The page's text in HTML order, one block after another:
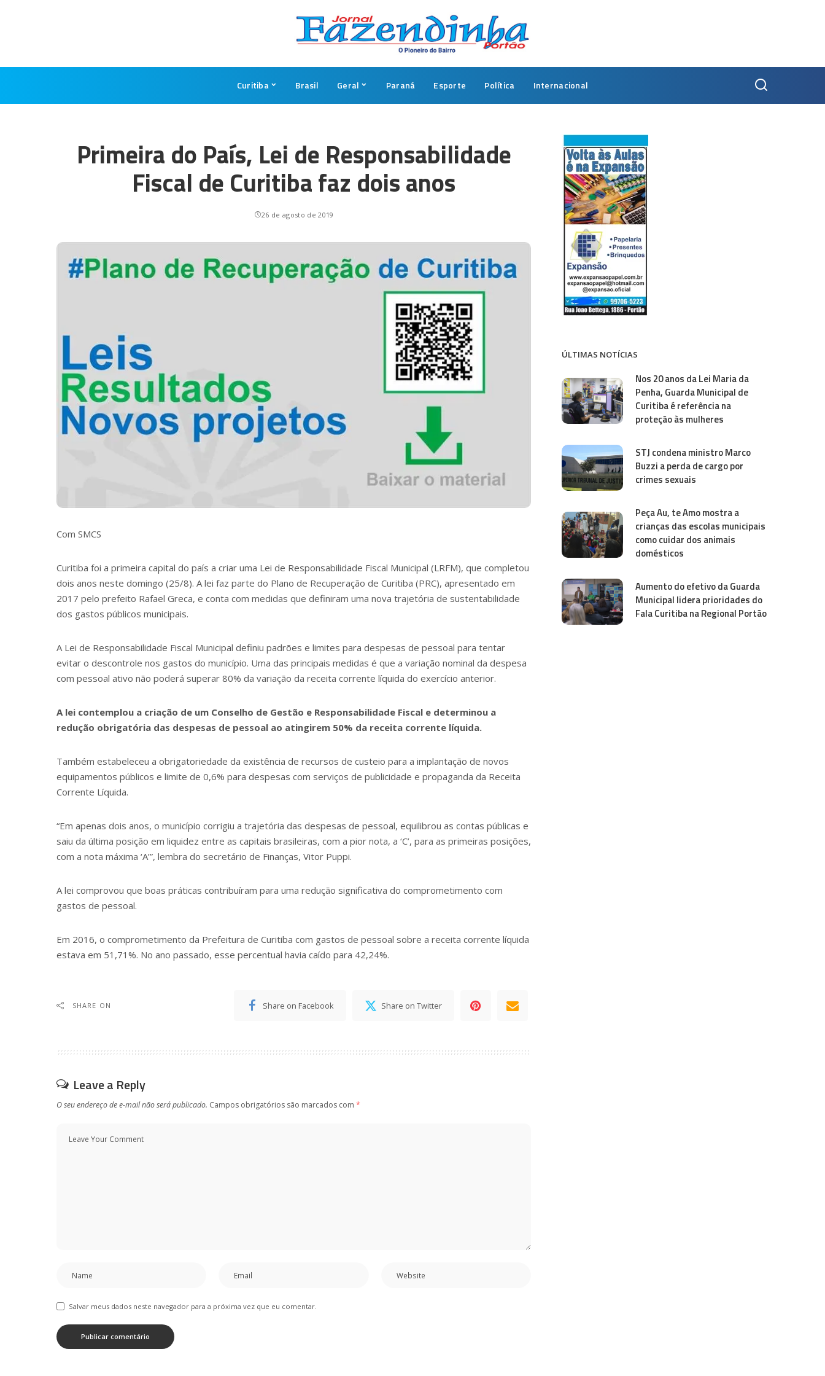
Curitiba Brasil Geral Paraná Esporte Política Internacional
Primeira do País, Lei de Responsabilidade
Fiscal de Curitiba faz dois anos
26 de agosto de 2019
Com SMCS
Curitiba foi a primeira capital do país a criar uma Lei de Responsabilidade Fiscal Municipal (LRFM), que completou
dois anos neste domingo (25/8). A lei faz parte do Plano de Recuperação de Curitiba (PRC), apresentado em
2017 pelo prefeito Rafael Greca, e conta com medidas que definiram uma nova trajetória de sustentabilidade
dos gastos públicos municipais.
A Lei de Responsabilidade Fiscal Municipal definiu padrões e limites para despesas de pessoal para tentar
evitar o descontrole nos gastos do município. Uma das principais medidas é que a variação nominal da despesa
com pessoal ativo não poderá superar 80% da variação da receita corrente líquida do exercício anterior.
A lei contemplou a criação de um Conselho de Gestão e Responsabilidade Fiscal e determinou a
redução obrigatória das despesas de pessoal ao atingirem 50% da receita corrente líquida.
Também estabeleceu a obrigatoriedade da existência de recursos de custeio para a implantação de novos
equipamentos públicos e limite de 0,6% para despesas com serviços de publicidade e propaganda da Receita
Corrente Líquida.
“Em apenas dois anos, o município corrigiu a trajetória das despesas de pessoal, equilibrou as contas públicas e
saiu da última posição em liquidez entre as capitais brasileiras, com a pior nota, a ‘C’, para as primeiras posições,
com a nota máxima ‘A’”, lembra do secretário de Finanças, Vitor Puppi.
A lei comprovou que boas práticas contribuíram para uma redução significativa do comprometimento com
gastos de pessoal.
Em 2016, o comprometimento da Prefeitura de Curitiba com gastos de pessoal sobre a receita corrente líquida
estava em 51,71%. No ano passado, esse percentual havia caído para 42,24%.
SHARE ON Share on Facebook Share on Twitter
Leave a Reply
O seu endereço de e-mail não será publicado. Campos obrigatórios são marcados com *
Salvar meus dados neste navegador para a próxima vez que eu comentar.
ÚLTIMAS NOTÍCIAS
Nos 20 anos da Lei Maria da
Penha, Guarda Municipal de
Curitiba é referência na
proteção às mulheres
STJ condena ministro Marco
Buzzi a perda de cargo por
crimes sexuais
Peça Au, te Amo mostra a
crianças das escolas municipais
como cuidar dos animais
domésticos
Aumento do efetivo da Guarda
Municipal lidera prioridades do
Fala Curitiba na Regional Portão